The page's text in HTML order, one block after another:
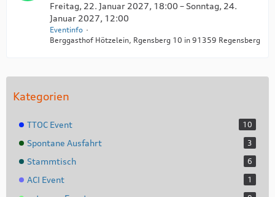
Freitag, 22. Januar 2027, 18:00 – Sonntag, 24.
Januar 2027, 12:00
Eventinfo
Berggasthof Hötzelein, Rgensberg 10 in 91359 Regensberg
Kategorien
TTOC Event 10
Spontane Ausfahrt 3
Stammtisch 6
ACI Event 1